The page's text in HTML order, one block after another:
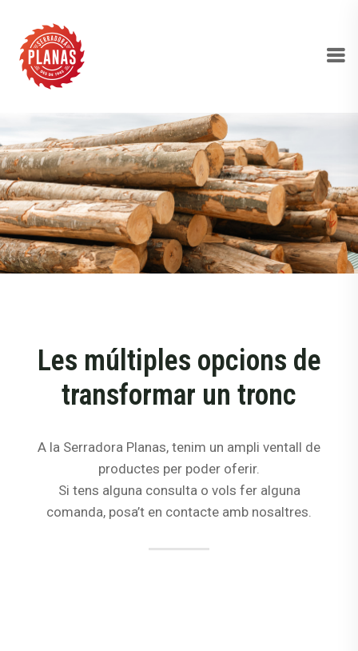
Les múltiples opcions de
transformar un tronc
A la Serradora Planas, tenim un ampli ventall de
productes per poder oferir.
Si tens alguna consulta o vols fer alguna
comanda, posa’t en contacte amb nosaltres.